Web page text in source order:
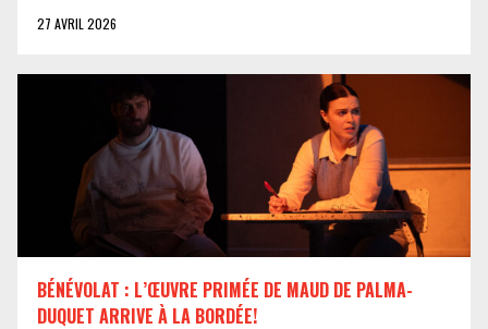
27 AVRIL 2026
BÉNÉVOLAT : L’ŒUVRE PRIMÉE DE MAUD DE PALMA-
DUQUET ARRIVE À LA BORDÉE!